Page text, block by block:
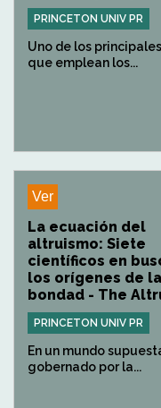
PRINCETON UNIV PR
Uno de los
que emplean los...
Ver
La ecuación del
altruismo: Siete
científicos en
los orígenes de la
bondad - The
PRINCETON UNIV PR
En un mundo
gobernado por la...